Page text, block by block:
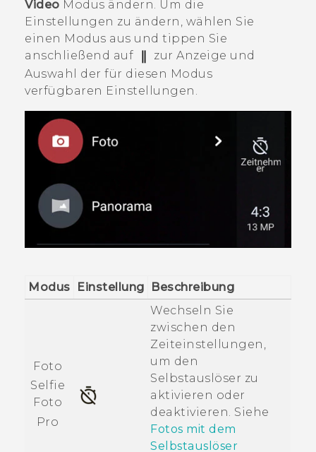
HTC-Geräte und Zubehör
Anmelden
Video Modus ändern. Um die
Einstellungen zu ändern, wählen Sie
einen Modus aus und tippen Sie
anschließend auf
zur Anzeige und
Auswahl der für diesen Modus
verfügbaren Einstellungen.
Modus Einstellung Beschreibung
Foto
Selfie
Foto
Pro
Wechseln Sie
zwischen den
Zeiteinstellungen,
um den
Selbstauslöser zu
aktivieren oder
deaktivieren. Siehe
Fotos mit dem
Selbstauslöser